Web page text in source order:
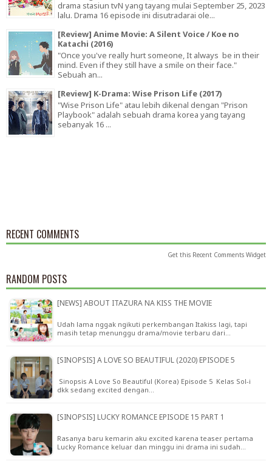
drama stasiun tvN yang tayang mulai September 25, 2023
lalu. Drama 16 episode ini disutradarai ole...
[Review] Anime Movie: A Silent Voice / Koe no
Katachi (2016)
"Once you've really hurt someone, It always be in their
mind. Even if they still have a smile on their face."
Sebuah an...
[Review] K-Drama: Wise Prison Life (2017)
"Wise Prison Life" atau lebih dikenal dengan "Prison
Playbook" adalah sebuah drama korea yang tayang
sebanyak 16 ...
RECENT COMMENTS
Get this Recent Comments Widget
RANDOM POSTS
[NEWS] ABOUT ITAZURA NA KISS THE MOVIE
Udah lama nggak ngikuti perkembangan Itakiss lagi, tapi
masih tetap menunggu drama/movie terbaru dari…
[SINOPSIS] A LOVE SO BEAUTIFUL (2020) EPISODE 5
Sinopsis A Love So Beautiful (Korea) Episode 5 Kelas Sol-i
dkk sedang excited dengan…
[SINOPSIS] LUCKY ROMANCE EPISODE 15 PART 1
Rasanya baru kemarin aku excited karena teaser pertama
Lucky Romance keluar dan minggu ini drama ini sudah…